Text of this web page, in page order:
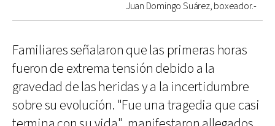
Juan Domingo Suárez, boxeador.-
Familiares señalaron que las primeras horas
fueron de extrema tensión debido a la
gravedad de las heridas y a la incertidumbre
sobre su evolución. "Fue una tragedia que casi